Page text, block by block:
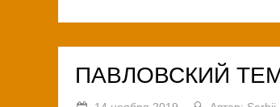
ПАВЛОВСКИЙ